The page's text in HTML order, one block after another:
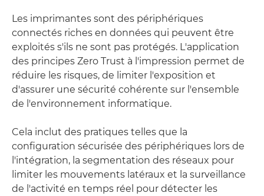
Les imprimantes sont des périphériques
connectés riches en données qui peuvent être
exploités s'ils ne sont pas protégés. L'application
des principes Zero Trust à l'impression permet de
réduire les risques, de limiter l'exposition et
d'assurer une sécurité cohérente sur l'ensemble
de l'environnement informatique.
Cela inclut des pratiques telles que la
configuration sécurisée des périphériques lors de
l'intégration, la segmentation des réseaux pour
limiter les mouvements latéraux et la surveillance
de l'activité en temps réel pour détecter les